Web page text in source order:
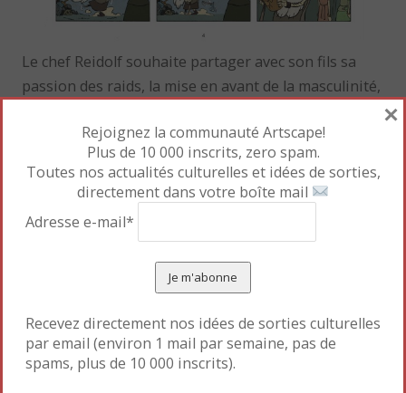
Le chef Reidolf souhaite partager avec son fils sa
passion des raids, la mise en avant de la masculinité,
ce dernier reste perplexe face à l’enseignement de
son père, qui est bien obligé de s’avouer que les
valeurs de son temps ont évolué. Mais comment
vivre avec la modernité ? Comment sortir de
l’archaïque nébuleuse patriarcale ?…
illico prestopour un shoot de bonne
Mettre en favori lePermalien .
Rejoignez la communauté Artscape!
Plus de 10 000 inscrits, zero spam.
Toutes nos actualités culturelles et idées de sorties,
directement dans votre boîte mail
Adresse e-mail*
Recevez directement nos idées de sorties culturelles
par email (environ 1 mail par semaine, pas de
spams, plus de 10 000 inscrits).
×